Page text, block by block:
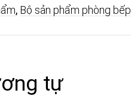
, Bộ sản phẩm phòng bếp
tự